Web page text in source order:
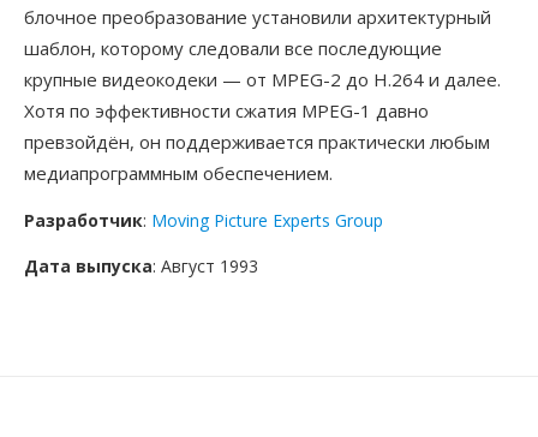
блочное преобразование установили архитектурный
шаблон, которому следовали все последующие
крупные видеокодеки — от MPEG-2 до H.264 и далее.
Хотя по эффективности сжатия MPEG-1 давно
превзойдён, он поддерживается практически любым
медиапрограммным обеспечением.
Разработчик: Moving Picture Experts Group
Дата выпуска: Август 1993